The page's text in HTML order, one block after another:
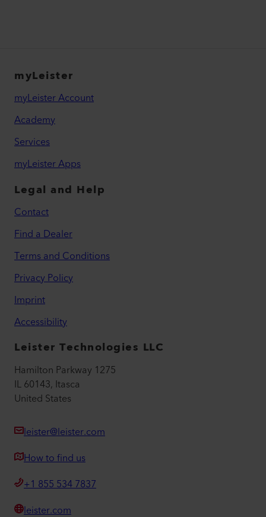
myLeister
myLeister Account
Academy
Services
myLeister Apps
Legal and Help
Contact
Find a Dealer
Terms and Conditions
Privacy Policy
Imprint
Accessibility
Leister Technologies LLC
Hamilton Parkway 1275
IL 60143, Itasca
United States
leister@leister.com
How to find us
+1 855 534 7837
leister.com